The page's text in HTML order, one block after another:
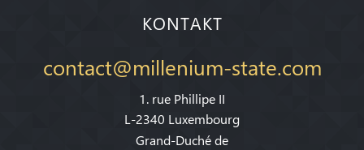
KONTAKT
contact@millenium-state.com
1. rue Phillipe II
L-2340 Luxembourg
Grand-Duché de